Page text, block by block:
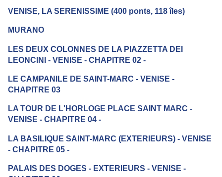
VENISE, LA SERENISSIME (400 ponts, 118 îles)
MURANO
LES DEUX COLONNES DE LA PIAZZETTA DEI
LEONCINI - VENISE - CHAPITRE 02 -
LE CAMPANILE DE SAINT-MARC - VENISE -
CHAPITRE 03
LA TOUR DE L'HORLOGE PLACE SAINT MARC -
VENISE - CHAPITRE 04 -
LA BASILIQUE SAINT-MARC (EXTERIEURS) - VENISE
- CHAPITRE 05 -
PALAIS DES DOGES - EXTERIEURS - VENISE -